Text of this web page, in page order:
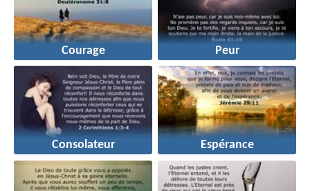
Courage Peur
Consolateur Espérance